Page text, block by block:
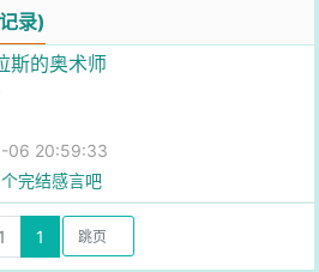
录)
斯的奥术师
06 20:59:33
完结感言吧
1